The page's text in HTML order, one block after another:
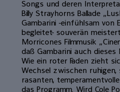
Songs und deren
Billy Strayhorns Ballade
Gambarini -einfühlsam von
begleitet- souverän
Morricones Filmmusik
daß Gambarini auch
Wie ein roter Faden zieht
Wechsel zwischen ruhigen,
rasanten,
das Programm. Wird Cole